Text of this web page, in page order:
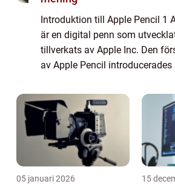
Introduktion till Apple Pencil 1
är en digital penn som
tillverkats av Apple Inc. Den
av Apple Pencil
tillbehörsprodukt för Apple-
05 januari 2026 15